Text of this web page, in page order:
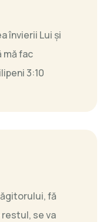
învierii Lui şi
mă fac
3:10
fă
restul, se va